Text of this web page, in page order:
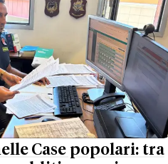
Case popolari: tra